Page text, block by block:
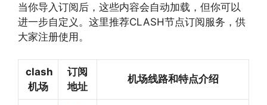
当你导入订阅后，这些内容会自动加载，但你可以
进一步自定义。这里推荐CLASH节点订阅服务，供
大家注册使用。
clash
机场
订阅
地址
机场线路和特点介绍